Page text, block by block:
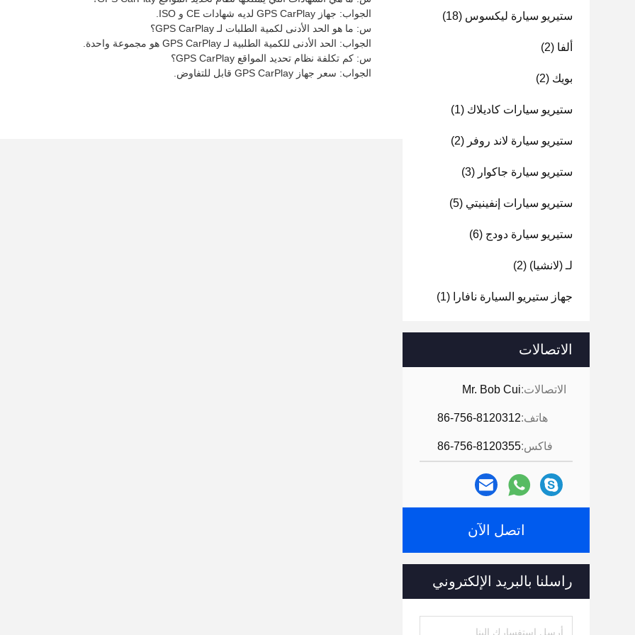
ستيريو سيارة ليكسوس (18)
ألفا (2)
بويك (2)
ستيريو سيارات كاديلاك (1)
ستيريو سيارة لاند روفر (2)
ستيريو سيارة جاكوار (3)
ستيريو سيارات إنفينيتي (5)
ستيريو سيارة دودج (6)
لـ (لانشيا) (2)
جهاز ستيريو السيارة نافارا (1)
الاتصالات
الاتصالات:Mr. Bob Cui
هاتف:86-756-8120312
فاكس:86-756-8120355
اتصل الآن
راسلنا بالبريد الإلكتروني
الجواب: جهاز GPS CarPlay لديه شهادات CE و ISO.
س: ما هو الحد الأدنى لكمية الطلبات لـ GPS CarPlay؟
الجواب: الحد الأدنى للكمية الطلبية لـ GPS CarPlay هو مجموعة واحدة.
س: كم تكلفة نظام تحديد المواقع GPS CarPlay؟
الجواب: سعر جهاز GPS CarPlay قابل للتفاوض.